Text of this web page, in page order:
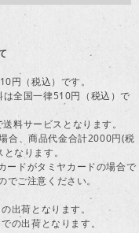
円（税込）です。
は全国一律510円（税込）で
料サービスとなります。
合、商品代金合計2000円(税
なります。
ードがタミヤカードの場合で
ご注意ください。
出荷となります。
の出荷となります。